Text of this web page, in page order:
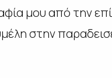
μου από την
στην